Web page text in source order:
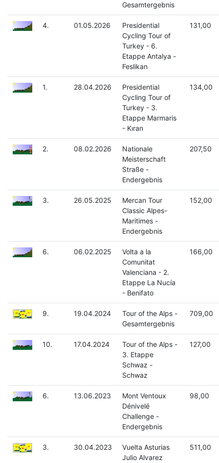
Gesamtergebnis
4. 01.05.2026
Presidential
Cycling Tour of
Turkey - 6.
Etappe Antalya -
Feslikan
131,00
1. 28.04.2026
Presidential
Cycling Tour of
Turkey - 3.
Etappe Marmaris
- Kıran
134,00
2. 08.02.2026
Nationale
Meisterschaft
Straße -
Endergebnis
207,50
3. 26.05.2025
Mercan Tour
Classic Alpes-
Maritimes -
Endergebnis
152,00
6. 06.02.2025
Volta a la
Comunitat
Valenciana - 2.
Etappe La Nucía
- Benifato
166,00
9. 19.04.2024
Tour of the Alps -
Gesamtergebnis
709,00
10. 17.04.2024
Tour of the Alps -
3. Etappe
Schwaz -
Schwaz
127,00
6. 13.06.2023
Mont Ventoux
Dénivelé
Challenge -
Endergebnis
98,00
3. 30.04.2023
Vuelta Asturias
Julio Alvarez
511,00